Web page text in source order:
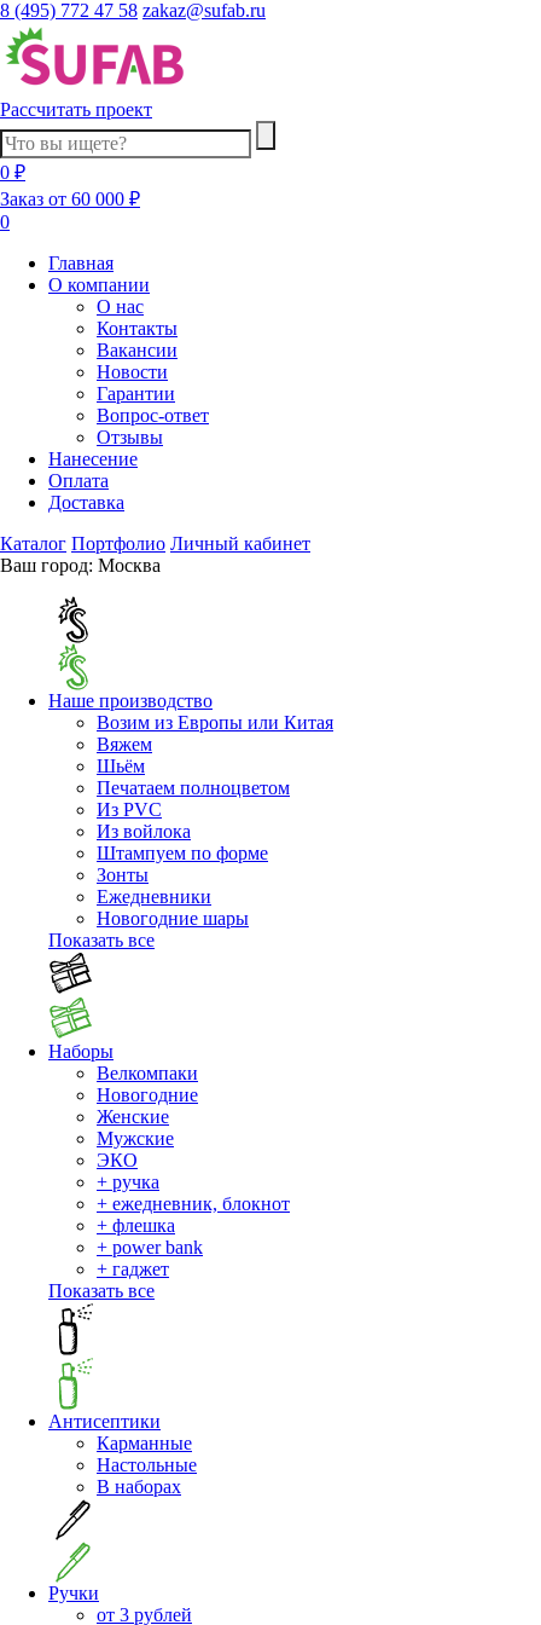
8 (495) 772 47 58 zakaz@sufab.ru
Рассчитать проект
0 ₽
Заказ от 60 000 ₽
0
Главная
О компании
О нас
Контакты
Вакансии
Новости
Гарантии
Вопрос-ответ
Отзывы
Нанесение
Оплата
Доставка
Каталог Портфолио Личный кабинет
Ваш город: Москва
Наше производство
Возим из Европы или Китая
Вяжем
Шьём
Печатаем полноцветом
Из PVC
Из войлока
Штампуем по форме
Зонты
Ежедневники
Новогодние шары
Показать все
Наборы
Велкомпаки
Новогодние
Женские
Мужские
ЭКО
+ ручка
+ ежедневник, блокнот
+ флешка
+ power bank
+ гаджет
Показать все
Антисептики
Карманные
Настольные
В наборах
Ручки
от 3 рублей